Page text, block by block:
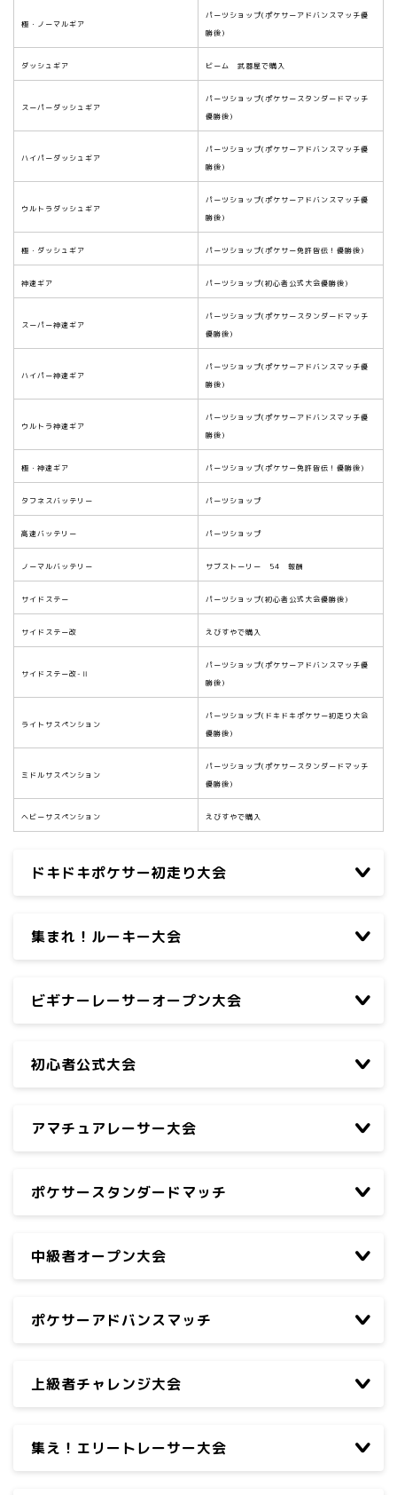
極・ノーマルギア
パーツショップ(ポケサーアドバンスマッチ優
勝後)
ダッシュギア ビーム 武器屋で購入
スーパーダッシュギア
パーツショップ(ポケサースタンダードマッチ
優勝後)
ハイパーダッシュギア
パーツショップ(ポケサーアドバンスマッチ優
勝後)
ウルトラダッシュギア
パーツショップ(ポケサーアドバンスマッチ優
勝後)
極・ダッシュギア パーツショップ(ポケサー免許皆伝！優勝後)
神速ギア パーツショップ(初心者公式大会優勝後)
スーパー神速ギア
パーツショップ(ポケサースタンダードマッチ
優勝後)
ハイパー神速ギア
パーツショップ(ポケサーアドバンスマッチ優
勝後)
ウルトラ神速ギア
パーツショップ(ポケサーアドバンスマッチ優
勝後)
極・神速ギア パーツショップ(ポケサー免許皆伝！優勝後)
タフネスバッテリー パーツショップ
高速バッテリー パーツショップ
ノーマルバッテリー サブストーリー 54 報酬
サイドステー パーツショップ(初心者公式大会優勝後)
サイドステー改 えびすやで購入
サイドステー改-Ⅱ
パーツショップ(ポケサーアドバンスマッチ優
勝後)
ライトサスペンション
パーツショップ(ドキドキポケサー初走り大会
優勝後)
ミドルサスペンション
パーツショップ(ポケサースタンダードマッチ
優勝後)
ヘビーサスペンション えびすやで購入
ドキドキポケサー初走り大会
集まれ！ルーキー大会
ビギナーレーサーオープン大会
初心者公式大会
アマチュアレーサー大会
ポケサースタンダードマッチ
中級者オープン大会
ポケサーアドバンスマッチ
上級者チャレンジ大会
集え！エリートレーサー大会